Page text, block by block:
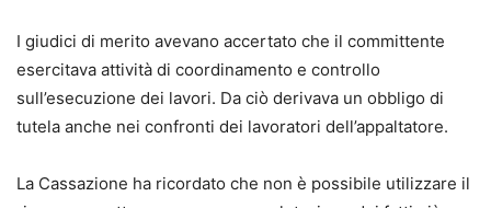
I giudici di merito avevano accertato che il committente
esercitava attività di coordinamento e controllo
sull’esecuzione dei lavori. Da ciò derivava un obbligo di
tutela anche nei confronti dei lavoratori dell’appaltatore.
La Cassazione ha ricordato che non è possibile utilizzare il